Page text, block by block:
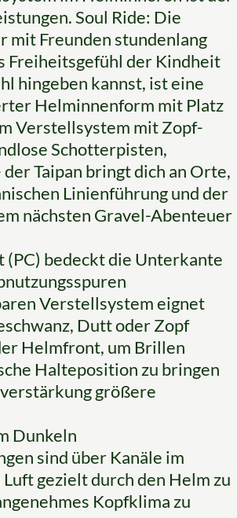
Soul Ride: Die
mit Freunden stundenlang
Freiheitsgefühl der Kindheit
hingeben kannst, ist eine
Helminnenform mit Platz
Verstellsystem mit Zopf-
Schotterpisten,
Taipan bringt dich an Orte,
Linienführung und der
nächsten Gravel-Abenteuer
(PC) bedeckt die Unterkante
Verstellsystem eignet
Dutt oder Zopf
Helmfront, um Brillen
Halteposition zu bringen
größere
Dunkeln
sind über Kanäle im
gezielt durch den Helm zu
Kopfklima zu